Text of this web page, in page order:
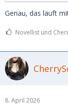
Genau, das läuft
Novellist und
8. April 2026